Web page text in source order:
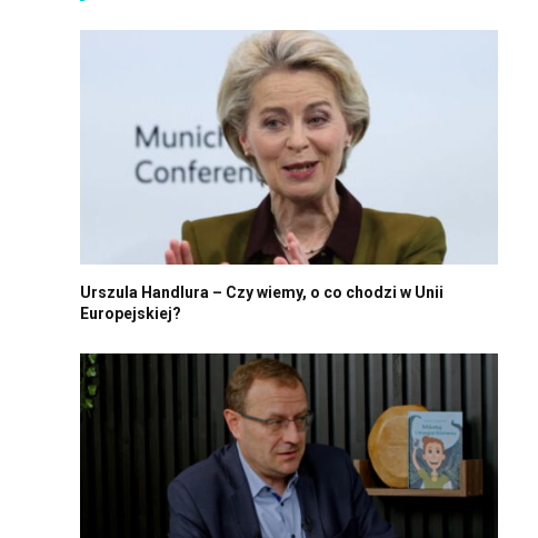
Urszula Handlura – Czy wiemy, o co chodzi w Unii
Europejskiej?